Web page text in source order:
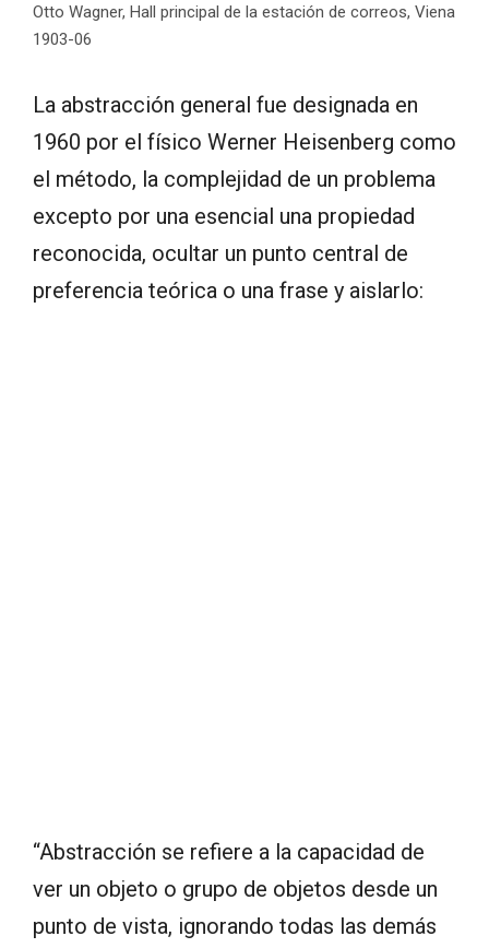
Otto Wagner, Hall principal de la estación de correos, Viena
1903-06
La abstracción general fue designada en
1960 por el físico Werner Heisenberg como
el método, la complejidad de un problema
excepto por una esencial una propiedad
reconocida, ocultar un punto central de
preferencia teórica o una frase y aislarlo:
“Abstracción se refiere a la capacidad de
ver un objeto o grupo de objetos desde un
punto de vista, ignorando todas las demás